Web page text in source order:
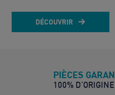
DÉCOUVRIR
PIÈCES
100% D’ORIGINE